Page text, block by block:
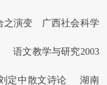
之演变 广西社会科学
语文教学与研究2003
刘定中散文诗论 湖南